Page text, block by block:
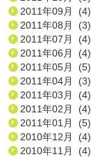
2011年09月 (4)
2011年08月 (3)
2011年07月 (4)
2011年06月 (4)
2011年05月 (5)
2011年04月 (3)
2011年03月 (4)
2011年02月 (4)
2011年01月 (5)
2010年12月 (4)
2010年11月 (4)